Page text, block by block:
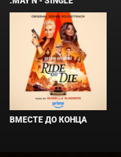
ВМЕСТЕ ДО КОНЦА